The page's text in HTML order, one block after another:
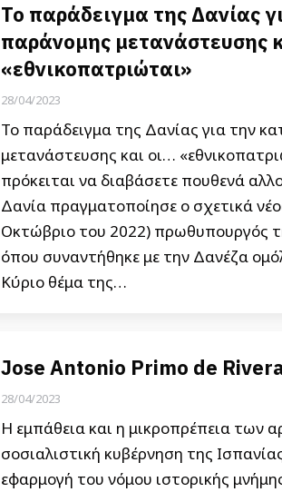
Το παράδειγμα της Δανίας
παράνομης μετανάστευσης
«εθνικοπατριώται»
28/04/2023
Το παράδειγμα της Δανίας για την
μετανάστευσης και οι…
πρόκειται να διαβάσετε πουθενά
Δανία πραγματοποίησε ο σχετικά
Οκτώβριο του 2022) πρωθυπουργός
όπου συναντήθηκε με την Δανέζα
Κύριο θέμα της…
Jose Antonio Primo de
28/04/2023
Η εμπάθεια και η μικροπρέπεια των
σοσιαλιστική κυβέρνηση της
εφαρμογή του νόμου ιστορικής